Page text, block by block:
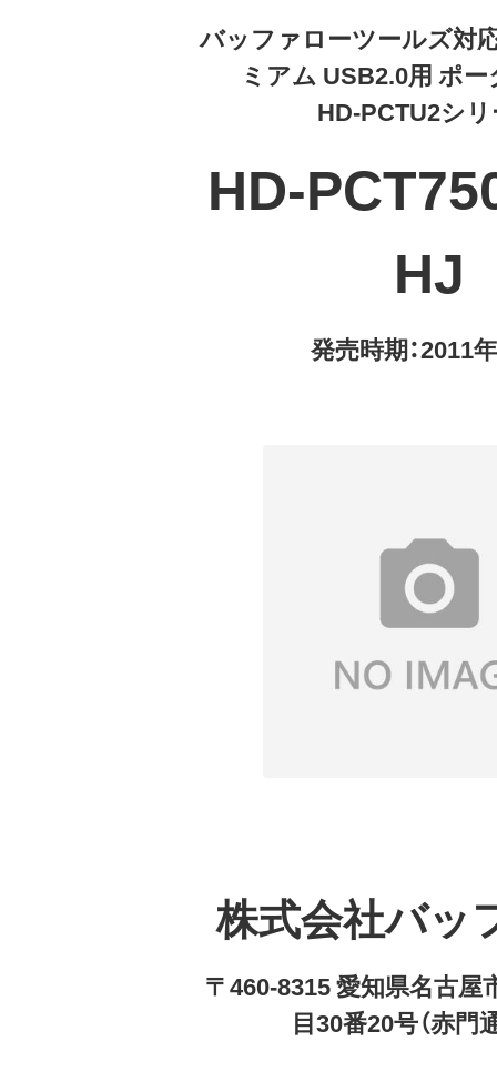
バッファローツールズ対
ミアム USB2.0用 ポ
HD-PCTU2シ
HD-
HJ
発売時期：2011
株式会社バッ
〒460-8315 愛知県名古屋
目30番20号（赤門